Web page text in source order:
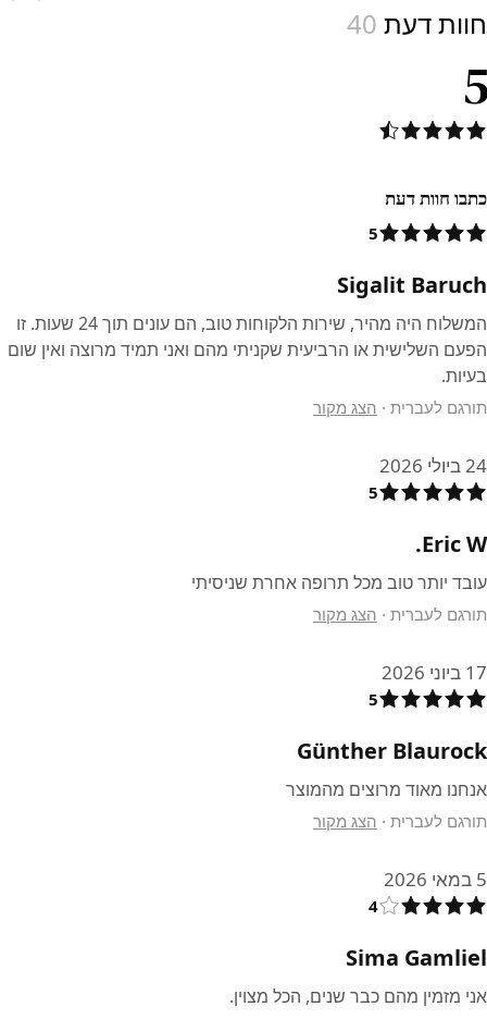
חוות דעת 40
5
כתבו חוות דעת
5
Sigalit Baruch
המשלוח היה מהיר, שירות הלקוחות טוב, הם עונים תוך 24 שעות. זו
הפעם השלישית או הרביעית שקניתי מהם ואני תמיד מרוצה ואין שום
בעיות.
תורגם לעברית · הצג מקור
24 ביולי 2026
5
Eric W.
עובד יותר טוב מכל תרופה אחרת שניסיתי
תורגם לעברית · הצג מקור
17 ביוני 2026
5
Günther Blaurock
אנחנו מאוד מרוצים מהמוצר
תורגם לעברית · הצג מקור
5 במאי 2026
4
Sima Gamliel
אני מזמין מהם כבר שנים, הכל מצוין.